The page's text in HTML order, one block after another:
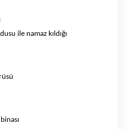
ile namaz kıldığı